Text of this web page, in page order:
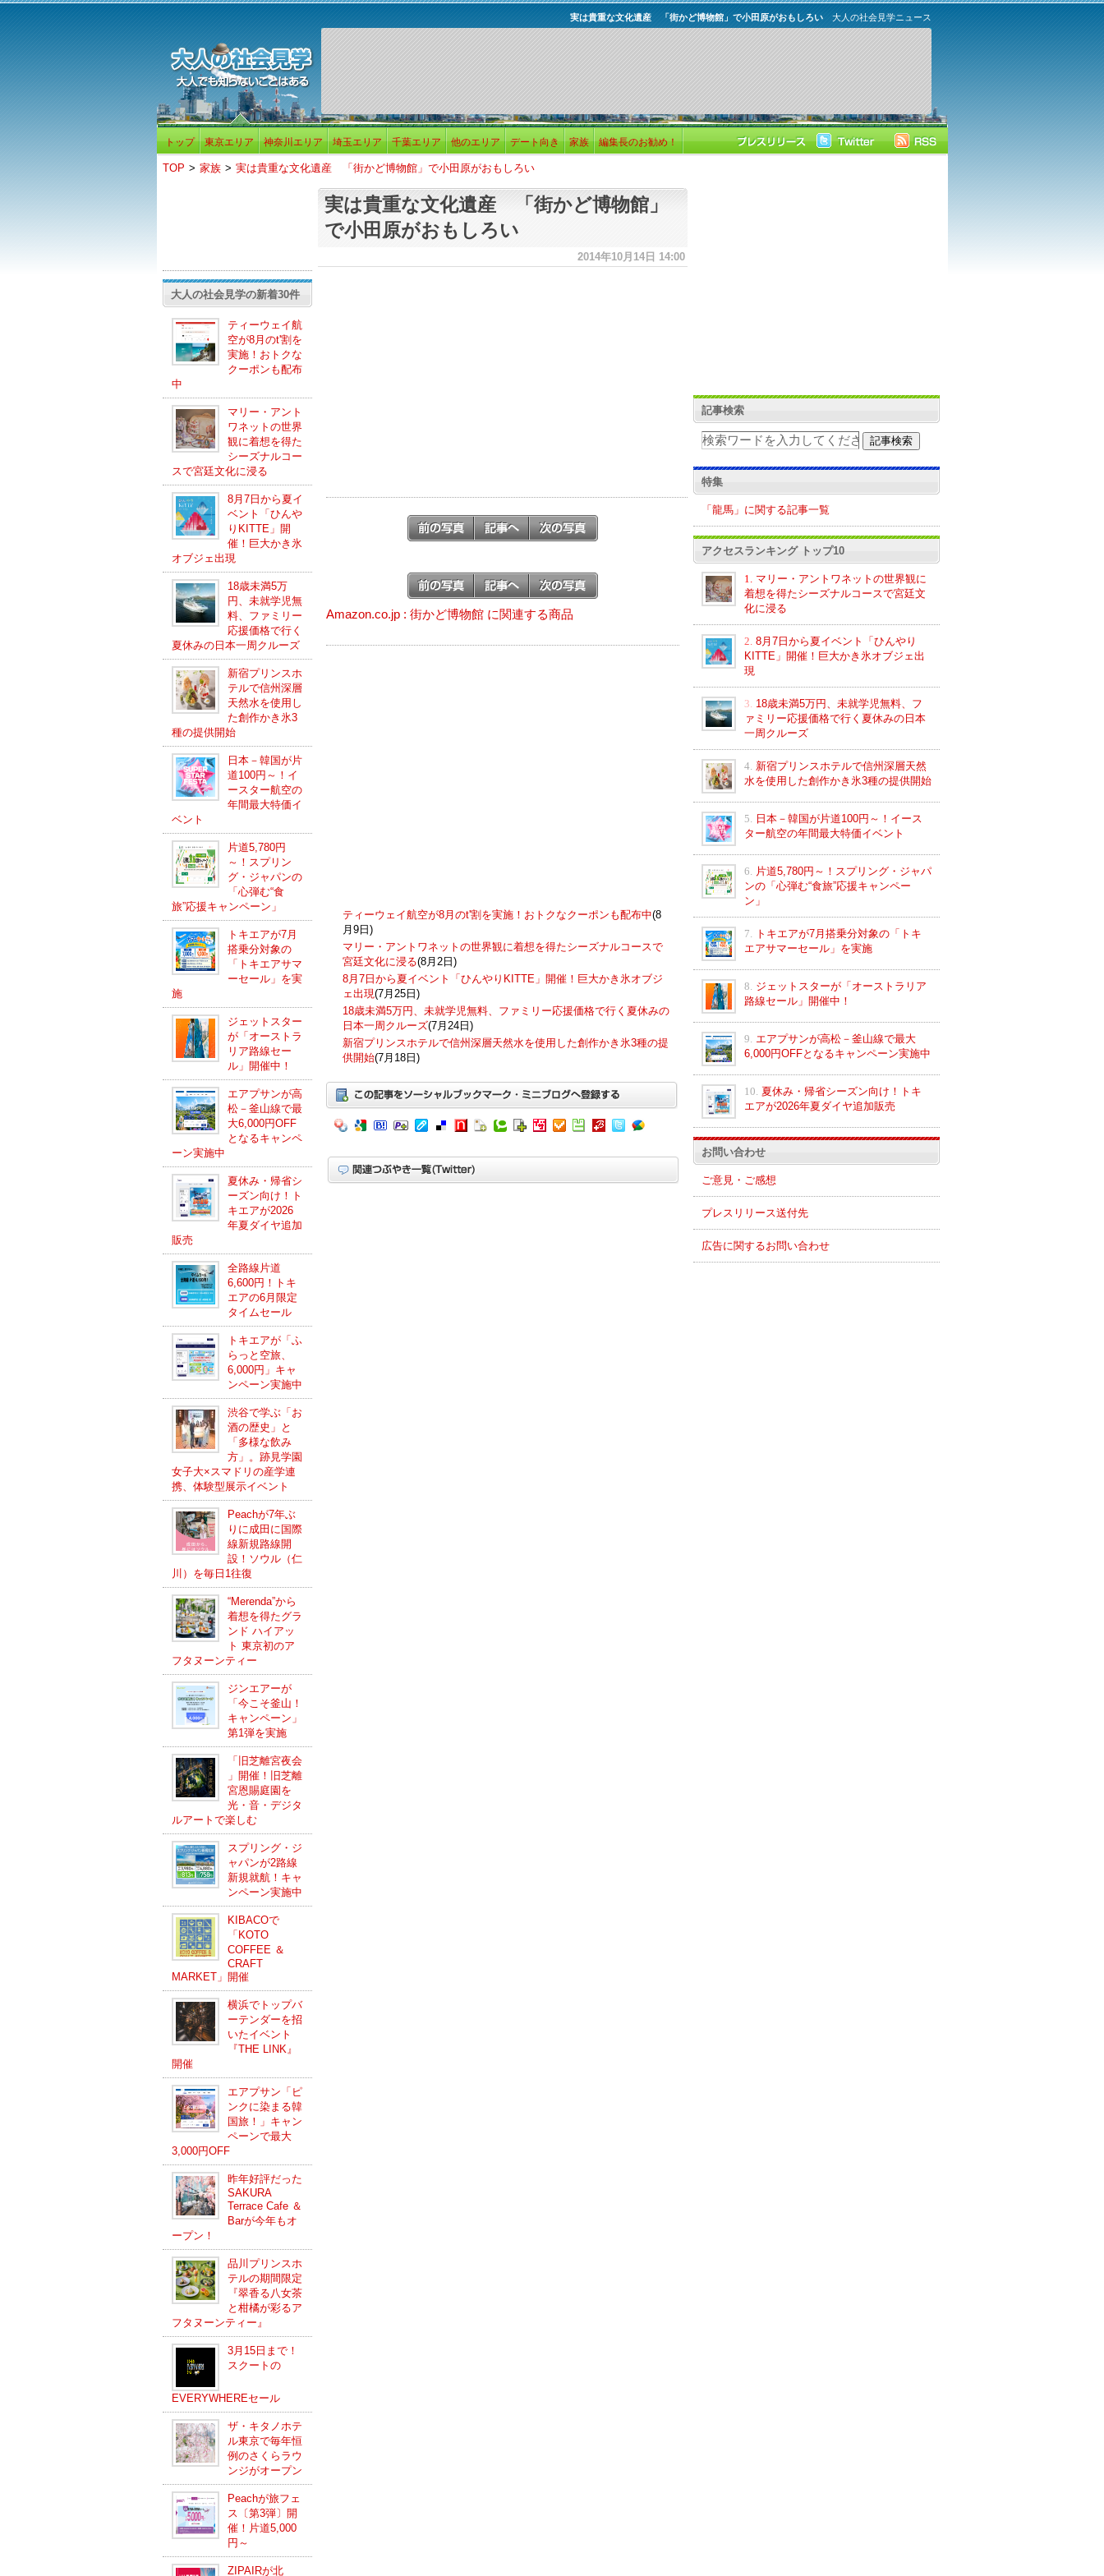
大人の社会見学ニュース
実は貴重な文化遺産 「街かど博物館」で小田原がおもしろい
トップ 東京エリア 神奈川エリア 埼玉エリア 千葉エリア 他のエリア デート向き 家族 編集長のお勧め！
TOP > 家族 > 実は貴重な文化遺産 「街かど博物館」で小田原がおもしろい
大人の社会見学の新着30件
ティーウェイ航
空が8月のt'割を
実施！おトクな
クーポンも配布
中
マリー・アント
ワネットの世界
観に着想を得た
シーズナルコー
スで宮廷文化に浸る
8月7日から夏イ
ベント「ひんや
りKITTE」開
催！巨大かき氷
オブジェ出現
18歳未満5万
円、未就学児無
料、ファミリー
応援価格で行く
夏休みの日本一周クルーズ
新宿プリンスホ
テルで信州深層
天然水を使用し
た創作かき氷3
種の提供開始
日本－韓国が片
道100円～！イ
ースター航空の
年間最大特価イ
ベント
片道5,780円
～！スプリン
グ・ジャパンの
「心弾む“食
旅”応援キャンペーン」
トキエアが7月
搭乗分対象の
「トキエアサマ
ーセール」を実
施
ジェットスター
が「オーストラ
リア路線セー
ル」開催中！
エアプサンが高
松－釜山線で最
大6,000円OFF
となるキャンペ
ーン実施中
夏休み・帰省シ
ーズン向け！ト
キエアが2026
年夏ダイヤ追加
販売
全路線片道
6,600円！トキ
エアの6月限定
タイムセール
トキエアが「ふ
らっと空旅、
6,000円」キャ
ンペーン実施中
渋谷で学ぶ「お
酒の歴史」と
「多様な飲み
方」。跡見学園
女子大×スマドリの産学連
携、体験型展示イベント
Peachが7年ぶ
りに成田に国際
線新規路線開
設！ソウル（仁
川）を毎日1往復
“Merenda”から
着想を得たグラ
ンド ハイアッ
ト 東京初のア
フタヌーンティー
ジンエアーが
「今こそ釜山！
キャンペーン」
第1弾を実施
「旧芝離宮夜会
」開催！旧芝離
宮恩賜庭園を
光・音・デジタ
ルアートで楽しむ
スプリング・ジ
ャパンが2路線
新規就航！キャ
ンペーン実施中
KIBACOで
「KOTO
COFFEE ＆
CRAFT
MARKET」開催
横浜でトップバ
ーテンダーを招
いたイベント
『THE LINK』
開催
エアプサン「ピ
ンクに染まる韓
国旅！」キャン
ペーンで最大
3,000円OFF
昨年好評だった
SAKURA
Terrace Cafe ＆
Barが今年もオ
ープン！
品川プリンスホ
テルの期間限定
『翠香る八女茶
と柑橘が彩るア
フタヌーンティー』
3月15日まで！
スクートの
EVERYWHEREセール
ザ・キタノホテ
ル東京で毎年恒
例のさくらラウ
ンジがオープン
Peachが旅フェ
ス〔第3弾〕開
催！片道5,000
円～
ZIPAIRが北
実は貴重な文化遺産 「街かど博物館」
で小田原がおもしろい
2014年10月14日 14:00
Amazon.co.jp : 街かど博物館 に関連する商品
ティーウェイ航空が8月のt'割を実施！おトクなクーポンも配布中(8
月9日)
マリー・アントワネットの世界観に着想を得たシーズナルコースで
宮廷文化に浸る(8月2日)
8月7日から夏イベント「ひんやりKITTE」開催！巨大かき氷オブジ
ェ出現(7月25日)
18歳未満5万円、未就学児無料、ファミリー応援価格で行く夏休みの
日本一周クルーズ(7月24日)
新宿プリンスホテルで信州深層天然水を使用した創作かき氷3種の提
供開始(7月18日)
記事検索
特集
「龍馬」に関する記事一覧
アクセスランキング トップ10
1.
マリー・アントワネットの世界観に
着想を得たシーズナルコースで宮廷文
化に浸る
2. 8月7日から夏イベント「ひんやり
KITTE」開催！巨大かき氷オブジェ出
現
3. 18歳未満5万円、未就学児無料、フ
ァミリー応援価格で行く夏休みの日本
一周クルーズ
4. 新宿プリンスホテルで信州深層天然
水を使用した創作かき氷3種の提供開始
5.
日本－韓国が片道100円～！イース
ター航空の年間最大特価イベント
6.
片道5,780円～！スプリング・ジャパ
ンの「心弾む“食旅”応援キャンペー
ン」
7.
トキエアが7月搭乗分対象の「トキ
エアサマーセール」を実施
8. ジェットスターが「オーストラリア
路線セール」開催中！
9. エアプサンが高松－釜山線で最大
6,000円OFFとなるキャンペーン実施中
10. 夏休み・帰省シーズン向け！トキ
エアが2026年夏ダイヤ追加販売
お問い合わせ
ご意見・ご感想
プレスリリース送付先
広告に関するお問い合わせ